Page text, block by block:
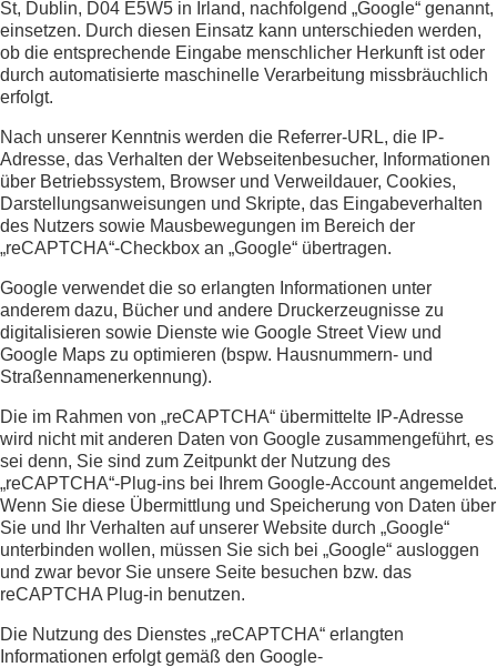
St, Dublin, D04 E5W5 in Irland, nachfolgend „Google“ genannt,
einsetzen. Durch diesen Einsatz kann unterschieden werden,
ob die entsprechende Eingabe menschlicher Herkunft ist oder
durch automatisierte maschinelle Verarbeitung missbräuchlich
erfolgt.
Nach unserer Kenntnis werden die Referrer-URL, die IP-
Adresse, das Verhalten der Webseitenbesucher, Informationen
über Betriebssystem, Browser und Verweildauer, Cookies,
Darstellungsanweisungen und Skripte, das Eingabeverhalten
des Nutzers sowie Mausbewegungen im Bereich der
„reCAPTCHA“-Checkbox an „Google“ übertragen.
Google verwendet die so erlangten Informationen unter
anderem dazu, Bücher und andere Druckerzeugnisse zu
digitalisieren sowie Dienste wie Google Street View und
Google Maps zu optimieren (bspw. Hausnummern- und
Straßennamenerkennung).
Die im Rahmen von „reCAPTCHA“ übermittelte IP-Adresse
wird nicht mit anderen Daten von Google zusammengeführt, es
sei denn, Sie sind zum Zeitpunkt der Nutzung des
„reCAPTCHA“-Plug-ins bei Ihrem Google-Account angemeldet.
Wenn Sie diese Übermittlung und Speicherung von Daten über
Sie und Ihr Verhalten auf unserer Website durch „Google“
unterbinden wollen, müssen Sie sich bei „Google“ ausloggen
und zwar bevor Sie unsere Seite besuchen bzw. das
reCAPTCHA Plug-in benutzen.
Die Nutzung des Dienstes „reCAPTCHA“ erlangten
Informationen erfolgt gemäß den Google-